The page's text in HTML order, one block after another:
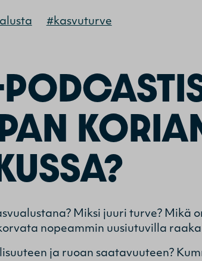
#kasvuturve
Miksi juuri turve? Mikä
nopeammin uusiutuvilla
ja ruoan saatavuuteen?